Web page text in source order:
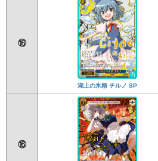
⑯
湖上の氷精 チルノ SP
⑯